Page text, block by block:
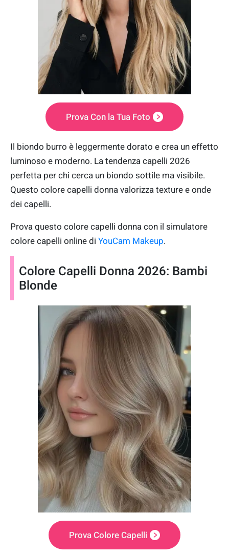
Prova Con la Tua Foto
Il biondo burro è leggermente dorato e crea un effetto
luminoso e moderno. La tendenza capelli 2026
perfetta per chi cerca un biondo sottile ma visibile.
Questo colore capelli donna valorizza texture e onde
dei capelli.
Prova questo colore capelli donna con il simulatore
colore capelli online di YouCam Makeup.
Colore Capelli Donna 2026: Bambi
Blonde
Prova Colore Capelli